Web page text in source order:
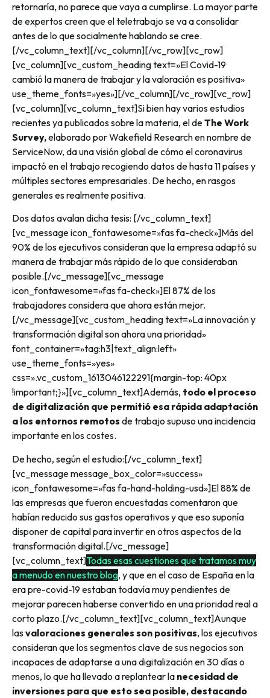
retornaría, no parece que vaya a cumplirse. La mayor parte
de expertos creen que el teletrabajo se va a consolidar
antes de lo que socialmente hablando se cree.
[/vc_column_text][/vc_column][/vc_row][vc_row]
[vc_column][vc_custom_heading text=»El Covid-19
cambió la manera de trabajar y la valoración es positiva»
use_theme_fonts=»yes»][/vc_column][/vc_row][vc_row]
[vc_column][vc_column_text]Si bien hay varios estudios
recientes ya publicados sobre la materia, el deThe Work
Survey,elaborado por Wakefield Research en nombre de
ServiceNow, da una visión global de cómo el coronavirus
impactó en el trabajo recogiendo datos de hasta 11 países y
múltiples sectores empresariales. De hecho, en rasgos
generales es realmente positiva.
Dos datos avalan dicha tesis: [/vc_column_text]
[vc_message icon_fontawesome=»fas fa-check»]Más del
90% de los ejecutivos consideran que la empresa adaptó su
manera de trabajar más rápido de lo que consideraban
posible.[/vc_message][vc_message
icon_fontawesome=»fas fa-check»]El 87% de los
trabajadores considera que ahora están mejor.
[/vc_message][vc_custom_heading text=»La innovación y
transformación digital son ahora una prioridad»
font_container=»tag:h3|text_align:left»
use_theme_fonts=»yes»
css=».vc_custom_1613046122291{margin-top: 40px
!important;}»][vc_column_text]Además, todo el proceso
de digitalización que permitió esa rápida adaptación
a los entornos remotos de trabajo supuso una incidencia
importante en los costes.
De hecho, según el estudio:[/vc_column_text]
[vc_message message_box_color=»success»
icon_fontawesome=»fas fa-hand-holding-usd»]El 88% de
las empresas que fueron encuestadas comentaron que
habían reducido sus gastos operativos y que eso suponía
disponer de capital para invertir en otros aspectos de la
transformación digital.[/vc_message]
[vc_column_text]Todas esas cuestiones que tratamos muy
a menudo en nuestro blog, y que en el caso de España en la
era pre-covid-19 estaban todavía muy pendientes de
mejorar parecen haberse convertido en una prioridad real a
corto plazo.[/vc_column_text][vc_column_text]Aunque
lasvaloraciones generales son positivas, los ejecutivos
consideran que los segmentos clave de sus negocios son
incapaces de adaptarse a una digitalización en 30 días o
menos, lo que ha llevado a replantear la necesidad de
inversiones para que esto sea posible, destacando